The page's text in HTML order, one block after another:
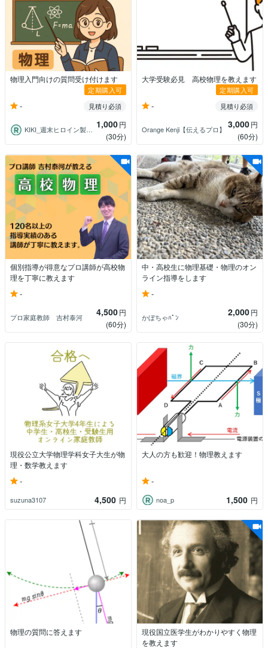
物理入門向けの質問受け付けます
定期購入可
- 見積り必須
KIKI_週末ヒロイン製図代行 1,000円
(30分)
大学受験必見 高校物理を教えます
定期購入可
- 見積り必須
Orange Kenji【伝えるプロ】 3,000円
(60分)
個別指導が得意なプロ講師が高校物
理を丁寧に教えます
-
プロ家庭教師 吉村泰河 4,500円
(60分)
中・高校生に物理基礎・物理のオン
ライン指導をします
-
かぼちゃﾊﾟﾝ 2,000円
(30分)
現役公立大学物理学科女子大生が物
理・数学教えます
-
suzuna3107 4,500 円
大人の方も歓迎！物理教えます
-
noa_p 1,500 円
物理の質問に答えます
現役国立医学生がわかりやすく物理
を教えます